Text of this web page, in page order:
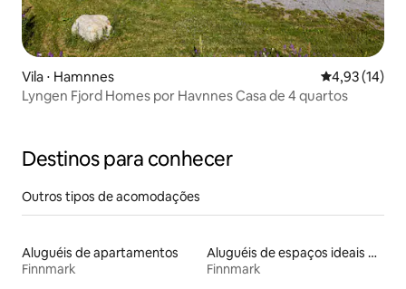
Vila ⋅ Hamnnes 4,93 de uma
4,93 (14)
Lyngen Fjord Homes por Havnnes Casa de 4 quartos
Destinos para conhecer
Outros tipos de acomodações
Aluguéis de apartamentos
Finnmark
Aluguéis de espaços ideais para famílias
Finnmark